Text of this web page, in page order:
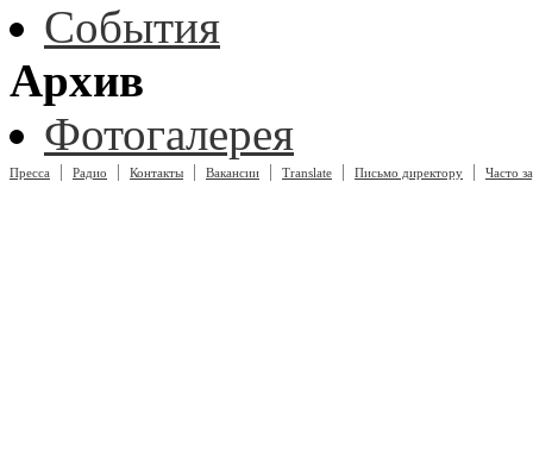
События
Архив
Фотогалерея
Пресса | Радио | Контакты | Вакансии | Translate | Письмо директору | Часто